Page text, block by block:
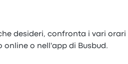
desideri, confronta i vari
online o nell'app di Busbud.